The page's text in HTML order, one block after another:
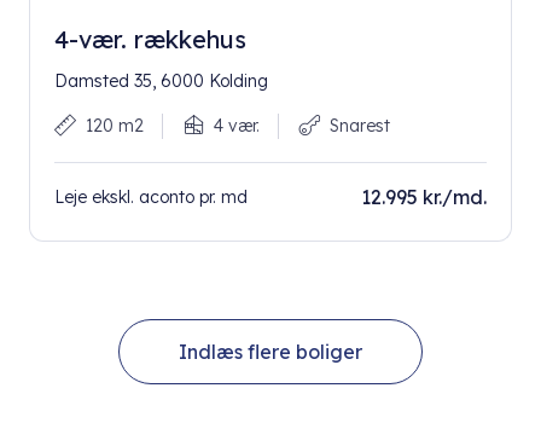
4-vær. rækkehus
Damsted 35, 6000 Kolding
120 m2 4 vær. Snarest
Leje ekskl. aconto pr. md 12.995 kr./md.
Indlæs flere boliger